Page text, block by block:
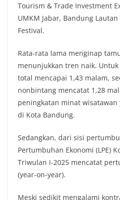
Tourism & Trade Investment
UMKM Jabar, Bandung
Festival.
Rata-rata lama menginap
menunjukkan tren naik.
total mencapai 1,43 malam,
nonbintang mencatat 1,28
peningkatan minat
di Kota Bandung.
Sedangkan, dari sisi
Pertumbuhan Ekonomi (LPE)
Triwulan I-2025 mencatat
(year-on-year).
Meski sedikit mengalami